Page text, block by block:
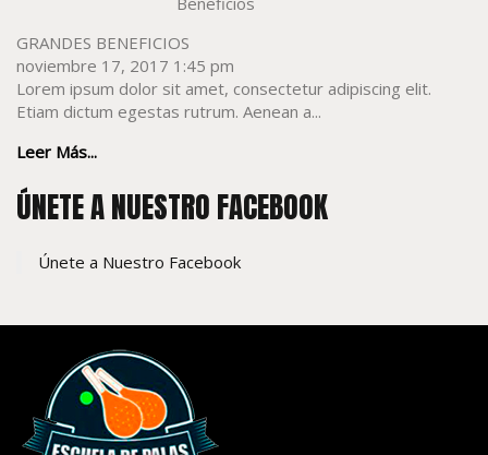
GRANDES BENEFICIOS
noviembre 17, 2017 1:45 pm
Lorem ipsum dolor sit amet, consectetur adipiscing elit.
Etiam dictum egestas rutrum. Aenean a...
Leer Más...
ÚNETE A NUESTRO FACEBOOK
Únete a Nuestro Facebook